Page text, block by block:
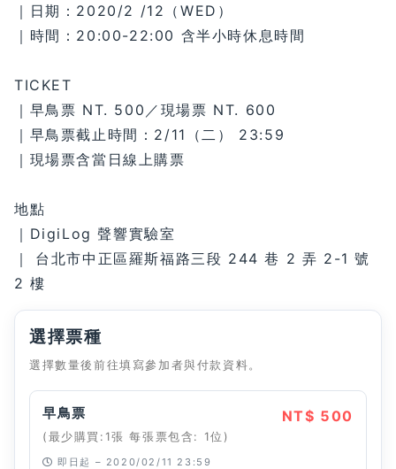
｜日期：2020/2 /12（WED）
｜時間：20:00-22:00 含半小時休息時間
TICKET
｜早鳥票 NT. 500／現場票 NT. 600
｜早鳥票截止時間：2/11（二） 23:59
｜現場票含當日線上購票
地點
｜DigiLog 聲響實驗室
｜ 台北市中正區羅斯福路三段 244 巷 2 弄 2-1 號
2 樓
選擇票種
選擇數量後前往填寫參加者與付款資料。
早鳥票
(最少購買:1張 每張票包含: 1位)
NT$ 500
即日起 – 2020/02/11 23:59